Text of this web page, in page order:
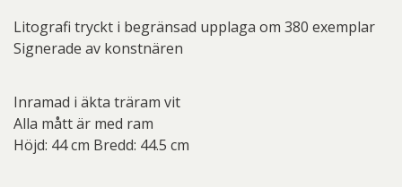
Litografi tryckt i begränsad upplaga om 380 exemplar
Signerade av konstnären
Inramad i äkta träram vit
Alla mått är med ram
Höjd: 44 cm Bredd: 44.5 cm